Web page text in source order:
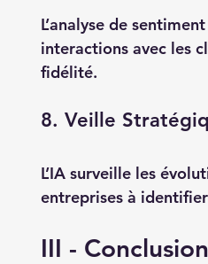
L’analyse de
interactions avec les
fidélité.
8. Veille
L’IA surveille les
entreprises à
III - Conclusion